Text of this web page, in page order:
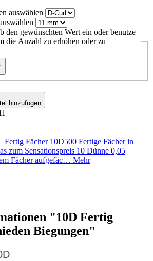
auswählen
den gewünschten Wert ein oder benutze
die Anzahl zu erhöhen oder zu
hinzufügen
Fertig Fächer 10D500 Fertige Fächer in
zum Sensationspreis 10 Dünne 0,05
Fächer aufgefäc… Mehr
"10D Fertig
Biegungen"